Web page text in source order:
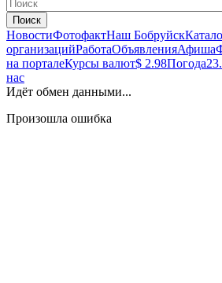
Поиск
НовостиФотофактНаш Бобруйск
организацийРаботаОбъявленияАфиша
на порталеКурсы валют$ 2.98Погода
нас
Идёт обмен данными...
Произошла ошибка